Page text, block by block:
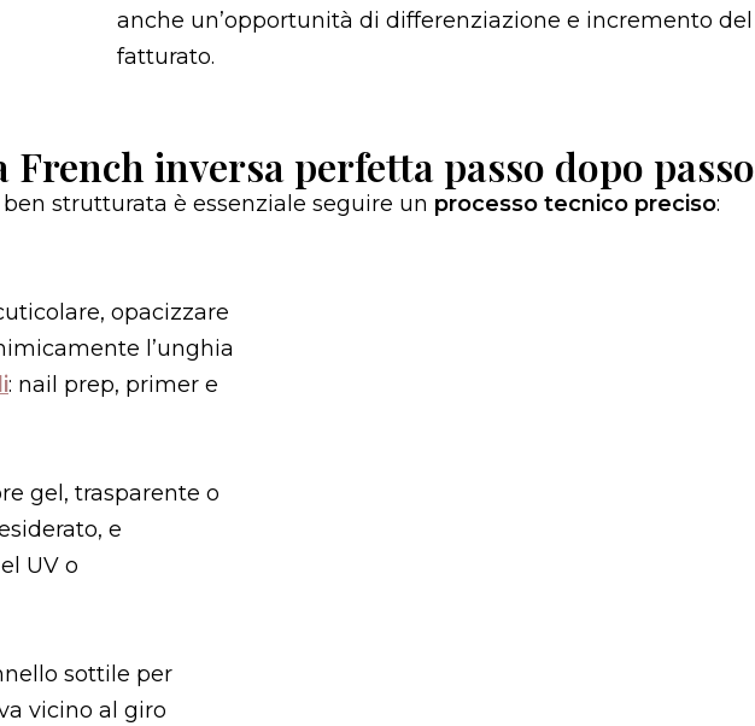
anche un’opportunità di differenziazione e incremento del
fatturato.
French inversa perfetta passo dopo passo
ben strutturata è essenziale seguire un processo tecnico preciso:
opacizzare
l’unghia
: nail prep, primer e
gel, trasparente o
e
UV o
sottile per
vicino al giro